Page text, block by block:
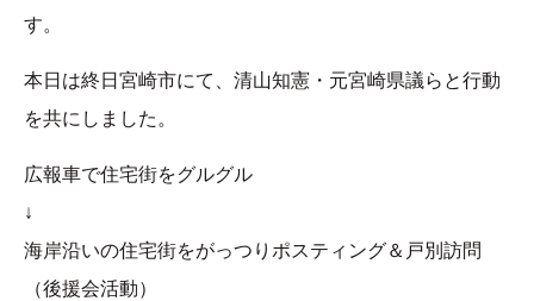
す。
本日は終日宮崎市にて、清山知憲・元宮崎県議らと行動
を共にしました。
広報車で住宅街をグルグル
↓
海岸沿いの住宅街をがっつりポスティング＆戸別訪問
（後援会活動）